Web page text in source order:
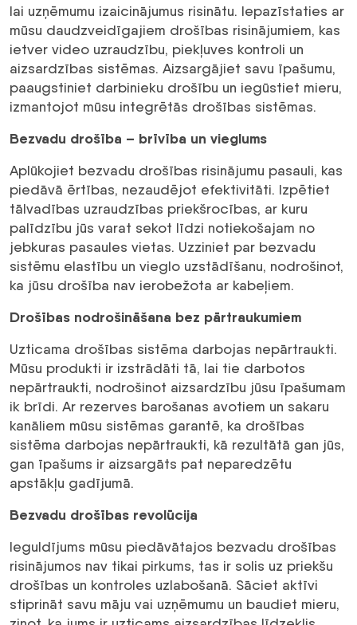
lai uzņēmumu izaicinājumus risinātu. Iepazīstaties ar
mūsu daudzveidīgajiem drošības risinājumiem, kas
ietver video uzraudzību, piekļuves kontroli un
aizsardzības sistēmas. Aizsargājiet savu īpašumu,
paaugstiniet darbinieku drošību un iegūstiet mieru,
izmantojot mūsu integrētās drošības sistēmas.
Bezvadu drošība – brīvība un vieglums
Aplūkojiet bezvadu drošības risinājumu pasauli, kas
piedāvā ērtības, nezaudējot efektivitāti. Izpētiet
tālvadības uzraudzības priekšrocības, ar kuru
palīdzību jūs varat sekot līdzi notiekošajam no
jebkuras pasaules vietas. Uzziniet par bezvadu
sistēmu elastību un vieglo uzstādīšanu, nodrošinot,
ka jūsu drošība nav ierobežota ar kabeļiem.
Drošības nodrošināšana bez pārtraukumiem
Uzticama drošības sistēma darbojas nepārtraukti.
Mūsu produkti ir izstrādāti tā, lai tie darbotos
nepārtraukti, nodrošinot aizsardzību jūsu īpašumam
ik brīdi. Ar rezerves barošanas avotiem un sakaru
kanāliem mūsu sistēmas garantē, ka drošības
sistēma darbojas nepārtraukti, kā rezultātā gan jūs,
gan īpašums ir aizsargāts pat neparedzētu
apstākļu gadījumā.
Bezvadu drošības revolūcija
Ieguldījums mūsu piedāvātajos bezvadu drošības
risinājumos nav tikai pirkums, tas ir solis uz priekšu
drošības un kontroles uzlabošanā. Sāciet aktīvi
stiprināt savu māju vai uzņēmumu un baudiet mieru,